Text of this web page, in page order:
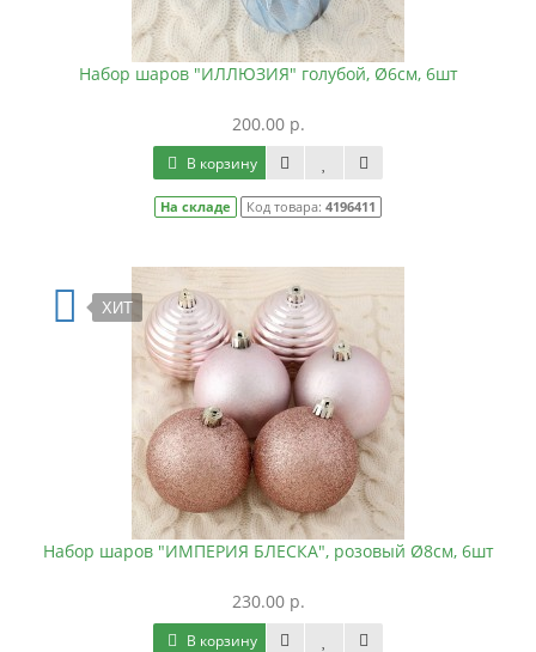
Набор шаров "ИЛЛЮЗИЯ" голубой, Ø6см, 6шт
200.00 р.
В корзину
На складе Код товара: 4196411
ХИТ
Набор шаров "ИМПЕРИЯ БЛЕСКА", розовый Ø8см, 6шт
230.00 р.
В корзину